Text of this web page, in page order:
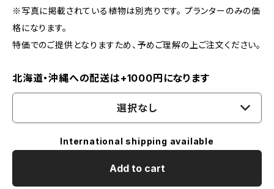
※写真に掲載されている植物は別売りです。 プランターのみの価
格になります。
特価でのご提供となりますため、予めご理解の上ご注文ください。
北海道・沖縄への配送は+1000円になります
選択なし
International shipping available
Add to cart